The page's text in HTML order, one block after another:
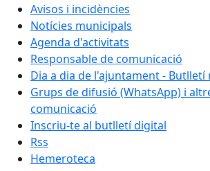
Avisos i incidències
Notícies municipals
Agenda d'activitats
Responsable de comunicació
Dia a dia de l'ajuntament - Butlletí
Grups de difusió (WhatsApp) i
comunicació
Inscriu-te al butlletí digital
Rss
Hemeroteca